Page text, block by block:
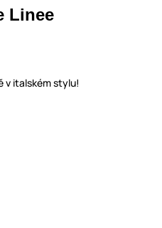
Linee
v italském stylu!